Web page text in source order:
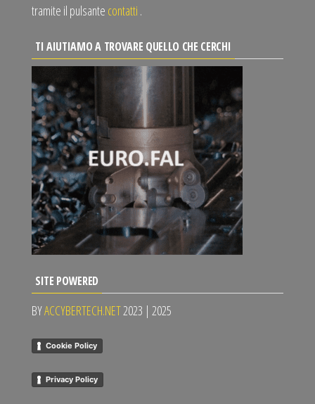
tramite il pulsante contatti .
TI AIUTIAMO A TROVARE QUELLO CHE CERCHI
SITE POWERED
BYACCYBERTECH.NET2023 | 2025
Cookie Policy
Privacy Policy